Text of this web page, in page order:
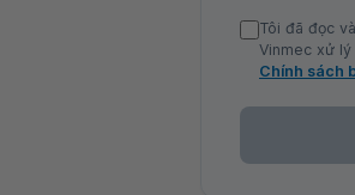
Tôi đã đọc
Vinmec xử lý
Chính sách